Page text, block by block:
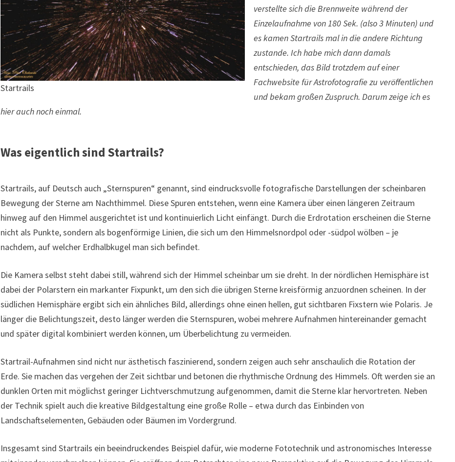
Startrails
verstellte sich die Brennweite während der
Einzelaufnahme von 180 Sek. (also 3 Minuten) und
es kamen Startrails mal in die andere Richtung
zustande. Ich habe mich dann damals
entschieden, das Bild trotzdem auf einer
Fachwebsite für Astrofotografie zu veröffentlichen
und bekam großen Zuspruch. Darum zeige ich es
hier auch noch einmal.
Was eigentlich sind Startrails?
Startrails, auf Deutsch auch „Sternspuren“ genannt, sind eindrucksvolle fotografische Darstellungen der scheinbaren
Bewegung der Sterne am Nachthimmel. Diese Spuren entstehen, wenn eine Kamera über einen längeren Zeitraum
hinweg auf den Himmel ausgerichtet ist und kontinuierlich Licht einfängt. Durch die Erdrotation erscheinen die Sterne
nicht als Punkte, sondern als bogenförmige Linien, die sich um den Himmelsnordpol oder -südpol wölben – je
nachdem, auf welcher Erdhalbkugel man sich befindet.
Die Kamera selbst steht dabei still, während sich der Himmel scheinbar um sie dreht. In der nördlichen Hemisphäre ist
dabei der Polarstern ein markanter Fixpunkt, um den sich die übrigen Sterne kreisförmig anzuordnen scheinen. In der
südlichen Hemisphäre ergibt sich ein ähnliches Bild, allerdings ohne einen hellen, gut sichtbaren Fixstern wie Polaris. Je
länger die Belichtungszeit, desto länger werden die Sternspuren, wobei mehrere Aufnahmen hintereinander gemacht
und später digital kombiniert werden können, um Überbelichtung zu vermeiden.
Startrail-Aufnahmen sind nicht nur ästhetisch faszinierend, sondern zeigen auch sehr anschaulich die Rotation der
Erde. Sie machen das vergehen der Zeit sichtbar und betonen die rhythmische Ordnung des Himmels. Oft werden sie an
dunklen Orten mit möglichst geringer Lichtverschmutzung aufgenommen, damit die Sterne klar hervortreten. Neben
der Technik spielt auch die kreative Bildgestaltung eine große Rolle – etwa durch das Einbinden von
Landschaftselementen, Gebäuden oder Bäumen im Vordergrund.
Insgesamt sind Startrails ein beeindruckendes Beispiel dafür, wie moderne Fototechnik und astronomisches Interesse